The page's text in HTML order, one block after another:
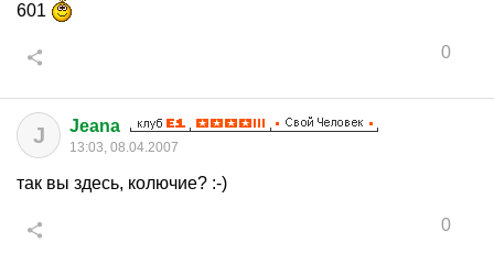
601
0
J Jeana
13:03, 08.04.2007
так вы здесь, колючие? :-)
0